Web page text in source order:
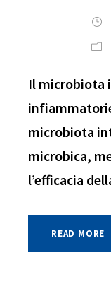
Il microbiota
microbiota
microbica,
l’efficacia
READ MORE